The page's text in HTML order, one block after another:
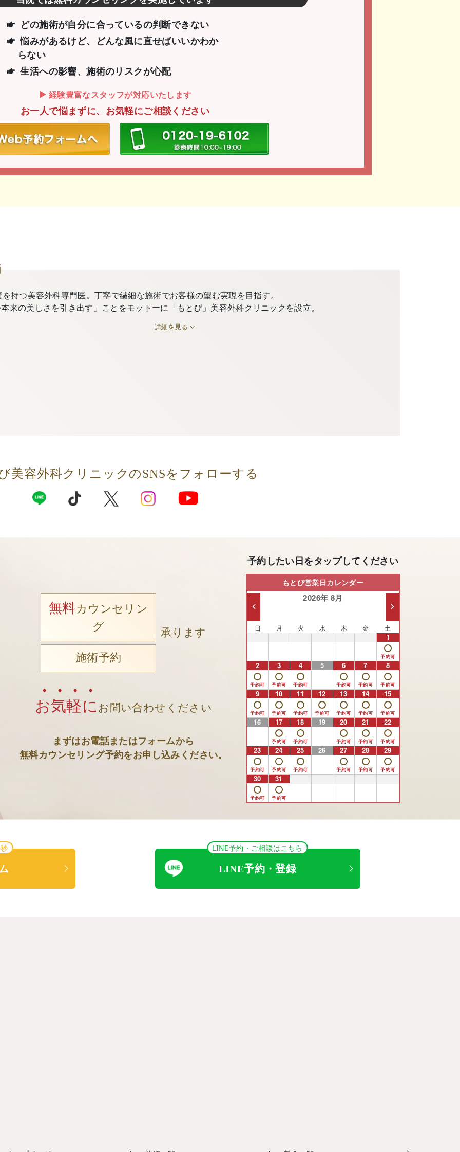
どの施術が自分に合っているの判断できない
悩みがあるけど、どんな風に直せばいいかわか
らない
生活への影響、施術のリスクが心配
経験豊富なスタッフが対応いたします
お一人で悩まずに、お気軽にご相談ください
持つ美容外科専門医。丁寧で繊細な施術でお客様の望む実現を目指す。
来の美しさを引き出す」ことをモットーに「もとび」美容外科クリニックを設立。
詳細を見る
美容外科クリニックのSNSをフォローする
無料カウンセリン
グ
施術予約
承ります
お気軽に お問い合わせください
まずはお電話またはフォームから
無料カウンセリング予約をお申し込みください。
予約したい日をタップしてください
もとび営業日カレンダー
2026年 8月
日 月 火 水 木 金 土
1
2 3 4 5 6 7 8
9 10 11 12 13 14 15
16 17 18 19 20 21 22
23 24 25 26 27 28 29
30 31
LINE予約・ご相談はこちら
LINE予約・登録